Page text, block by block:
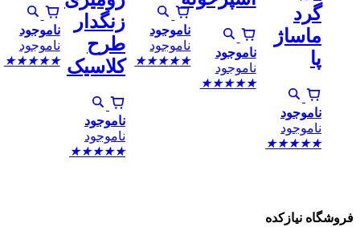
گرد
ماساژ
پا
ناموجود
ناموجود
★
★
★
★
★
ناموجود
ناموجود
★
★
★
★
★
ناموجود
ناموجود
★
★
★
★
★
زنگدار
طرح
کلاسیک
ناموجود
ناموجود
★
★
★
★
★
ناموجود
ناموجود
★
★
★
★
★
فروشگاه نیازکده